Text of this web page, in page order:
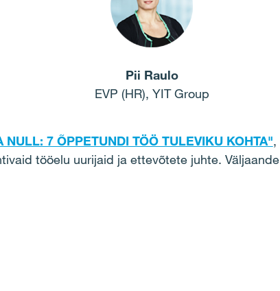
Pii Raulo
EVP (HR), YIT Group
NULL: 7 ÕPPETUNDI TÖÖ TULEVIKU KOHTA",
tööelu uurijaid ja ettevõtete juhte.